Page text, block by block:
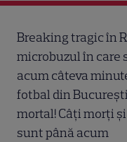
Breaking tragic în
microbuzul în care
acum câteva
fotbal din
mortal! Câți morți
sunt până acum